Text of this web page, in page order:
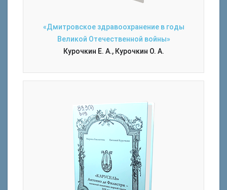
«Дмитровское здравоохранение в годы
Великой Отечественной войны»
Курочкин Е. А., Курочкин О. А.